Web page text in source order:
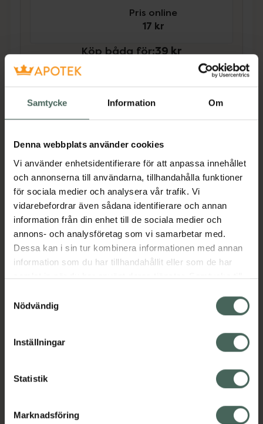
Samtycke Information Om
Denna webbplats använder cookies
Vi använder enhetsidentifierare för att anpassa innehållet
och annonserna till användarna, tillhandahålla funktioner
för sociala medier och analysera vår trafik. Vi
vidarebefordrar även sådana identifierare och annan
information från din enhet till de sociala medier och
annons- och analysföretag som vi samarbetar med.
Dessa kan i sin tur kombinera informationen med annan
information som du har tillhandahållit eller som de har
samlat in när du har använt deras tjänster. Samtycke till
återkalla ditt samtycke via webbplatsens
cookieinställningar. Ett återkallat samtycke påverkar inte
lagligheten av behandling som skett innan återkallelsen.
Nödvändig
Inställningar
Statistik
Marknadsföring
Pris online
17 kr
Köp båda för:39 kr
Beskrivning Dölj
Kosttillskott. Rekommenderad
daglig dos bör inte överskridas.
Kosttillskott bör inte ersätta en
varierad kost och en hälsosam
livsstil. Förvaras utom räckhåll för
små barn.
ABCDE-multivitamin brustablett med
citrussmak. Sockerfri, innehåller
Jämförpris
Kategorier:
Multivitamin